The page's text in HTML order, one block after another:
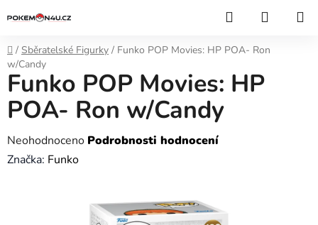
na
Hledat
Domů
/ Sběratelské Figurky / Funko POP Movies: HP POA- Ron
w/Candy
Funko POP Movies: HP
POA- Ron w/Candy
Průměrné
hodnocení
Neohodnoceno Podrobnosti hodnocení
Značka: Funko